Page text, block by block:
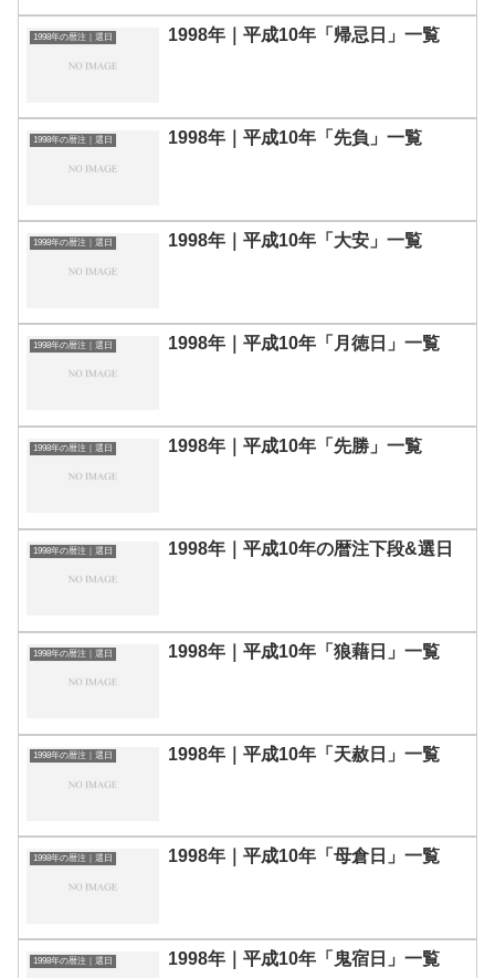
1998年の暦注｜選日 1998年｜平成10年「帰忌日」一覧
1998年の暦注｜選日 1998年｜平成10年「先負」一覧
1998年の暦注｜選日 1998年｜平成10年「大安」一覧
1998年の暦注｜選日 1998年｜平成10年「月徳日」一覧
1998年の暦注｜選日 1998年｜平成10年「先勝」一覧
1998年の暦注｜選日 1998年｜平成10年の暦注下段&選日
1998年の暦注｜選日 1998年｜平成10年「狼藉日」一覧
1998年の暦注｜選日 1998年｜平成10年「天赦日」一覧
1998年の暦注｜選日 1998年｜平成10年「母倉日」一覧
1998年の暦注｜選日 1998年｜平成10年「鬼宿日」一覧